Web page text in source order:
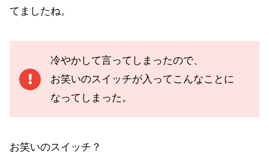
てましたね。
冷やかして言ってしまったので、
お笑いのスイッチが入ってこんなことに
なってしまった。
お笑いのスイッチ？